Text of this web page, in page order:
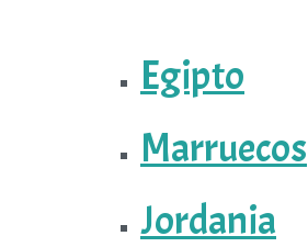
Egipto
Marruecos
Jordania